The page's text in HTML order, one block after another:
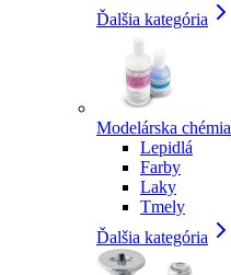
Ďalšia kategória
Modelárska chémia
Lepidlá
Farby
Laky
Tmely
Ďalšia kategória